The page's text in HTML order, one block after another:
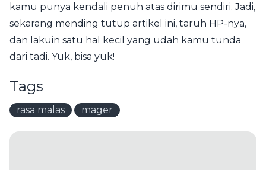
kamu punya kendali penuh atas dirimu sendiri. Jadi,
sekarang mending tutup artikel ini, taruh HP-nya,
dan lakuin satu hal kecil yang udah kamu tunda
dari tadi. Yuk, bisa yuk!
Tags
rasa malas mager